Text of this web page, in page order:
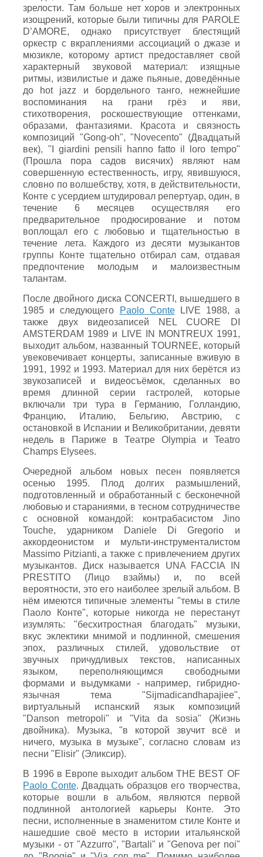
зрелости. Там больше нет хоров и электронных
изощрений, которые были типичны для PAROLE
D’AMORE, однако присутствует блестящий
оркестр с вкраплениями ассоциаций о джазе и
мюзикле, которому артист предоставляет свой
характерный звуковой материал: изящные
ритмы, извилистые и даже пьяные, доведённые
до hot jazz и бордельного танго, нежнейшие
воспоминания на грани грёз и яви,
стихотворения, роскошествующие оттенками,
образами, фантазиями. Красота и связность
композиций "Gong-oh", "Novecento" (Двадцатый
век), "I giardini pensili hanno fatto il loro tempo"
(Прошла пора садов висячих) являют нам
совершенную естественность, игру, явившуюся,
словно по волшебству, хотя, в действительности,
Конте с усердием штудировал репертуар, один, в
течение 6 месяцев осуществляя его
предварительное продюсирование и потом
воплощал его с любовью и тщательностью в
течение лета. Каждого из десяти музыкантов
группы Конте тщательно отбирал сам, отдавая
предпочтение молодым и малоизвестным
талантам.
После двойного диска CONCERTI, вышедшего в
1985 и следующего
Paolo ConteLIVE 1988, а
также двух видеозаписей NEL CUORE DI
AMSTERDAM 1989 и LIVE IN MONTREUX 1991,
выходит альбом, названный TOURNEE, который
увековечивает концерты, записанные вживую в
1991, 1992 и 1993. Материал для них берётся из
звукозаписей и видеосъёмок, сделанных во
время длинной серии гастролей, которые
включали три тура в Германию, Голландию,
Францию, Италию, Бельгию, Австрию, с
остановкой в Испании и Великобритании, девяти
недель в Париже в Театре Olympia и Teatro
Champs Elysees.
Очередной альбом новых песен появляется
осенью 1995. Плод долгих размышлений,
подготовленный и обработанный с бесконечной
любовью и стараниями, в тесном сотрудничестве
с основной командой: контрабасистом Jino
Touche, ударником Daniele Di Gregorio и
аккордеонистом и мульти-инструменталистом
Massimo Pitzianti, а также с привлечением других
музыкантов. Диск называется UNA FACCIA IN
PRESTITO (Лицо взаймы) и, по всей
вероятности, это его наиболее зрелый альбом. В
нём имеются типичные элементы "темы в стиле
Паоло Конте", которые никогда не перестанут
изумлять: "бесхитростная благодать" музыки,
вкус эклектики мнимой и подлинной, смешения
эпох, различных стилей, удовольствие от
звучных причудливых текстов, написанных
языком, переполняющимся свободными
формами и выдумками - например, гибридно-
язычная тема "Sijmadicandhapajiee",
виртуальный испанский язык композиций
"Danson metropoli" и "Vita da sosia" (Жизнь
двойника). Музыка, "в которой звучит всё и
ничего, музыка в музыке", согласно словам из
песни "Elisir" (Эликсир).
В 1996 в Европе выходит альбом THE BEST OF
Paolo Conte. Двадцать образцов его творчества,
которые вошли в альбом, являются первой
подлинной антологией карьеры Конте. Это
песни, исполненные в знаменитом стиле Конте и
нашедшие своё место в истории итальянской
музыки - от "Azzurro", "Bartali" и "Genova per noi"